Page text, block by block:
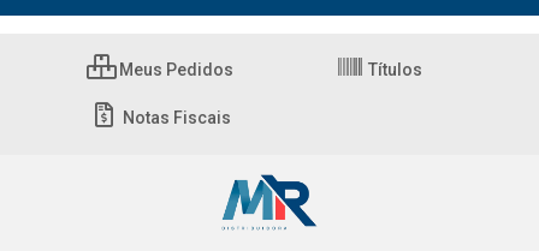
Meus Pedidos Títulos
Notas Fiscais